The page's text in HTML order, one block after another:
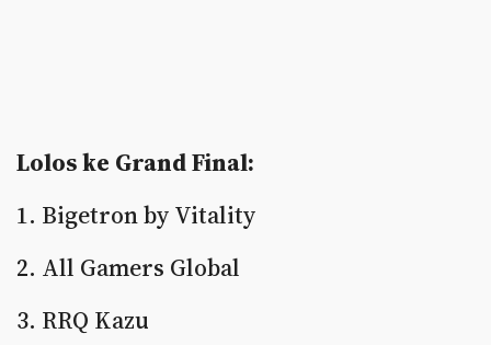
Lolos ke Grand Final:
1. Bigetron by Vitality
2. All Gamers Global
3. RRQ Kazu